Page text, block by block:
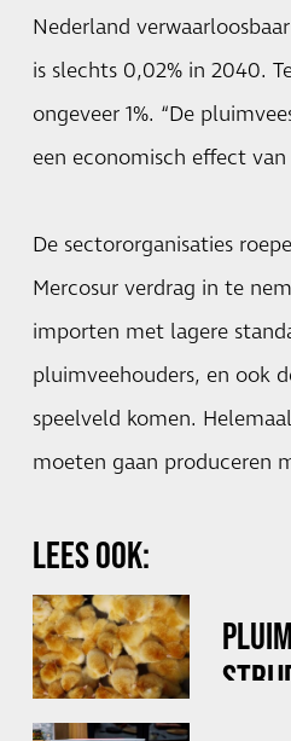
Nederland
is slechts 0,02% in 2040.
ongeveer 1%. “De
een economisch effect
De sectororganisaties
Mercosur verdrag in te
importen met lagere
pluimveehouders, en ook
speelveld komen.
moeten gaan produceren
LEES OOK: